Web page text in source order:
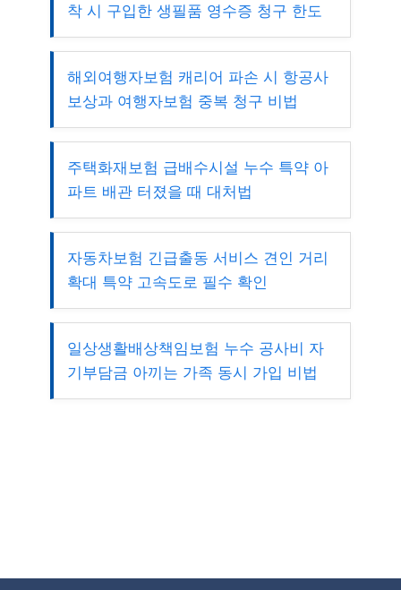
착 시 구입한 생필품 영수증 청구 한도
해외여행자보험 캐리어 파손 시 항공사
보상과 여행자보험 중복 청구 비법
주택화재보험 급배수시설 누수 특약 아
파트 배관 터졌을 때 대처법
자동차보험 긴급출동 서비스 견인 거리
확대 특약 고속도로 필수 확인
일상생활배상책임보험 누수 공사비 자
기부담금 아끼는 가족 동시 가입 비법